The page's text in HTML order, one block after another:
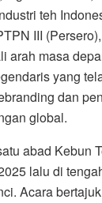
teh
III
arah masa
yang
dan
global.
abad Kebun
lalu di
Acara